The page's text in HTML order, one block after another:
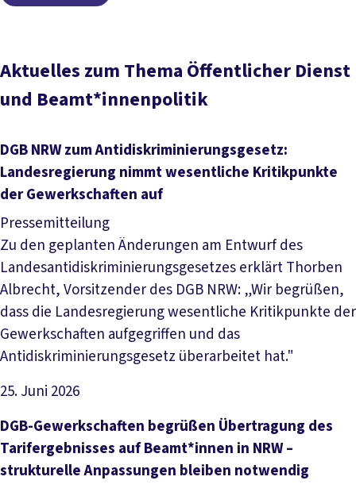
Aktuelles zum Thema Öffentlicher Dienst
und Beamt*innenpolitik
DGB NRW zum Antidiskriminierungsgesetz:
Landesregierung nimmt wesentliche Kritikpunkte
der Gewerkschaften auf
Pressemitteilung
Zu den geplanten Änderungen am Entwurf des
Landesantidiskriminierungsgesetzes erklärt Thorben
Albrecht, Vorsitzender des DGB NRW: „Wir begrüßen,
dass die Landesregierung wesentliche Kritikpunkte der
Gewerkschaften aufgegriffen und das
Antidiskriminierungsgesetz überarbeitet hat."
25. Juni 2026
Artikel lesen
DGB-Gewerkschaften begrüßen Übertragung des
Tarifergebnisses auf Beamt*innen in NRW –
strukturelle Anpassungen bleiben notwendig